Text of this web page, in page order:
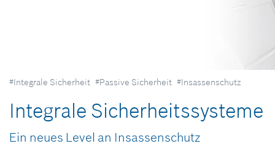
#Integrale Sicherheit #Passive Sicherheit #Insassenschutz
Integrale Sicherheitssysteme
Ein neues Level an Insassenschutz